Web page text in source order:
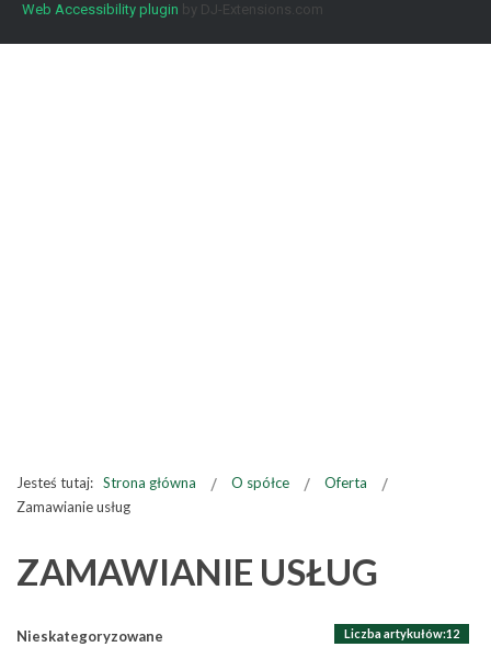
Web Accessibility plugin by DJ-Extensions.com
Jesteś tutaj: Strona główna O spółce
Oferta
Zamawianie usług
ZAMAWIANIE USŁUG
Nieskategoryzowane Liczba artykułów:12